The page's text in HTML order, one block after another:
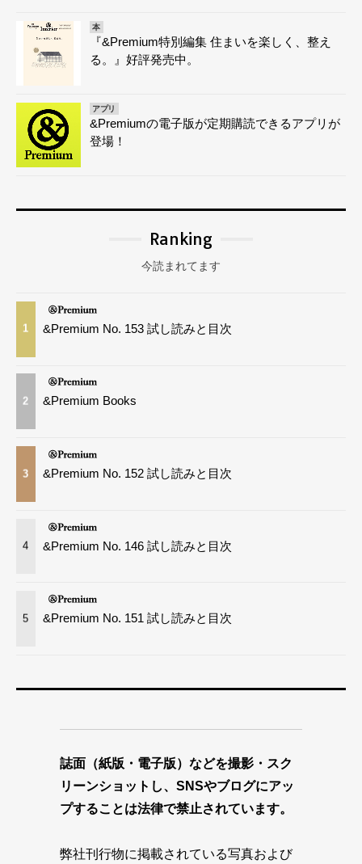
本
『&Premium特別編集 住まいを楽しく、整え
る。』好評発売中。
アプリ
&Premiumの電子版が定期購読できるアプリが
登場！
Ranking
今読まれてます
1 &Premium No. 153 試し読みと目次
2 &Premium Books
3 &Premium No. 152 試し読みと目次
4 &Premium No. 146 試し読みと目次
5 &Premium No. 151 試し読みと目次
誌面（紙版・電子版）などを撮影・スク
リーンショットし、SNSやブログにアッ
プすることは法律で禁止されています。
弊社刊行物に掲載されている写真および